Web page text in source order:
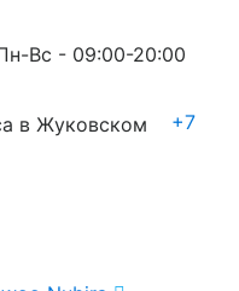
Вc - 09:00-20:00
+7